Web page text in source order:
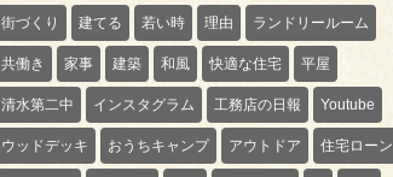
街づくり 建てる 若い時 理由 ランドリールーム
共働き 家事 建築 和風 快適な住宅 平屋
清水第二中 インスタグラム 工務店の日報 Youtube
ウッドデッキ おうちキャンプ アウトドア 住宅ローン